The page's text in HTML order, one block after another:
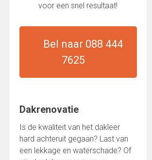
voor een snel resultaat!
Bel naar 088 444
7625
Dakrenovatie
Is de kwaliteit van het dakleer
hard achteruit gegaan? Last van
een lekkage en waterschade? Of